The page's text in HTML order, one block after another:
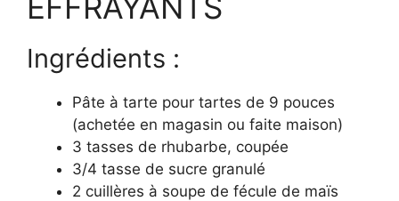
Ingrédients :
Pâte à tarte pour tartes de 9 pouces
(achetée en magasin ou faite maison)
3 tasses de rhubarbe, coupée
3/4 tasse de sucre granulé
2 cuillères à soupe de fécule de maïs